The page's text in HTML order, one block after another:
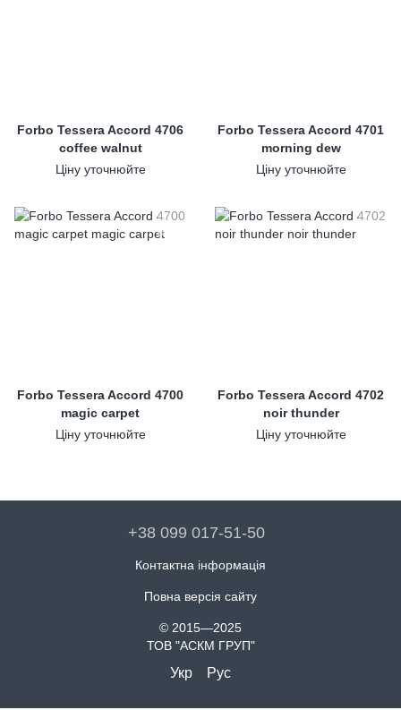
Forbo Tessera Accord 4706
coffee walnut
Ціну уточнюйте
Forbo Tessera Accord 4701
morning dew
Ціну уточнюйте
Forbo Tessera Accord 4700
magic carpet
Ціну уточнюйте
Forbo Tessera Accord 4702
noir thunder
Ціну уточнюйте
+38 099 017-51-50
Контактна інформація
Повна версія сайту
© 2015—2025
ТОВ "АСКМ ГРУП"
Укр Рус